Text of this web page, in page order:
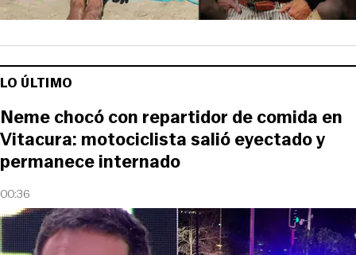
LO ÚLTIMO
00:36
Neme chocó con repartidor de comida en
Vitacura: motociclista salió eyectado y
permanece internado